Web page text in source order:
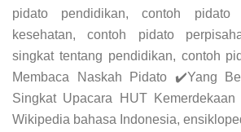
pidato pendidikan, contoh pidato
kesehatan, contoh pidato
singkat tentang pendidikan, contoh
Membaca Naskah Pidato ✔️Yang
Singkat Upacara HUT
Wikipedia bahasa Indonesia,